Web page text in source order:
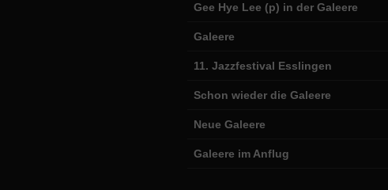
Gee Hye Lee (p) in der Galeere
Galeere
11. Jazzfestival Esslingen
Schon wieder die Galeere
Neue Galeere
Galeere im Anflug